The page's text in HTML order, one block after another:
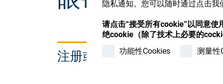
隐私通知。您可以随时通过点击我
请点击“接受所有cookie”以同意
绝cookie（除了技术上必要的
功能性Cookies
测量性
注册或登录以访问您的帐户